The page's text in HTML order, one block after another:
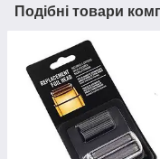
Подібні товари